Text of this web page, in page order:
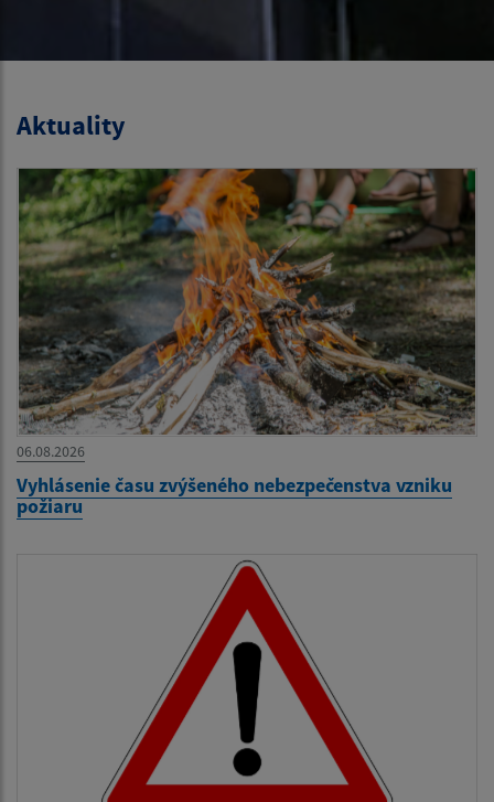
Aktuality
06.08.2026
Vyhlásenie času zvýšeného nebezpečenstva vzniku
požiaru